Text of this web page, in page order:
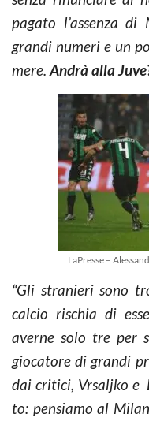
pa­ga­to l’as­sen­za
gran­di nu­me­ri e un
me­re. Andrà alla
LaPresse –
“Gli stra­nie­ri sono
cal­cio ri­schia di
aver­ne solo tre per
gio­ca­to­re di gran­di
dai cri­ti­ci, Vr­sa­l­j­ko e
to: pen­sia­mo al